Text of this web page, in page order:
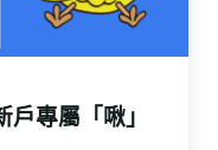
專屬「啾」